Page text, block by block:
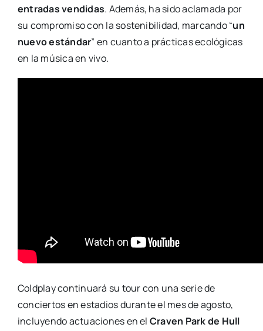
entradas vendidas. Además, ha sido aclamada por
su compromiso con la sostenibilidad, marcando “un
nuevo estándar” en cuanto a prácticas ecológicas
en la música en vivo.
Coldplay continuará su tour con una serie de
conciertos en estadios durante el mes de agosto,
incluyendo actuaciones en el Craven Park de Hull